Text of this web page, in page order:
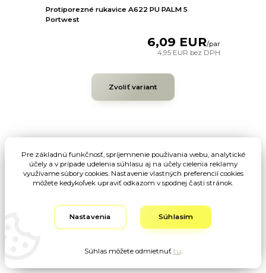
Protiporezné rukavice A622 PU PALM 5
Portwest
6,09 EUR/par
4,95 EUR bez DPH
Zvoliť variant
Pre základnú funkčnosť, spríjemnenie používania webu, analytické
účely a v prípade udelenia súhlasu aj na účely cielenia reklamy
využívame súbory cookies. Nastavenie vlastných preferencií cookies
môžete kedykoľvek upraviť odkazom v spodnej časti stránok.
Nastavenia Súhlasím
Súhlas môžete odmietnuť tu.